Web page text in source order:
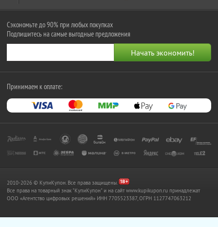
Сэкономьте до 90% при любых покупках
Подпишитесь на самые выгодные предложения
Принимаем к оплате:
2010-2026 © КупиКупон. Все права защищены.
Все права на товарный знак "КупиКупон" и на сайт www.kupikupon.ru принадлежат
OOO «Агентство цифровых решений» ИНН 7705523387, ОГРН 1127747063212